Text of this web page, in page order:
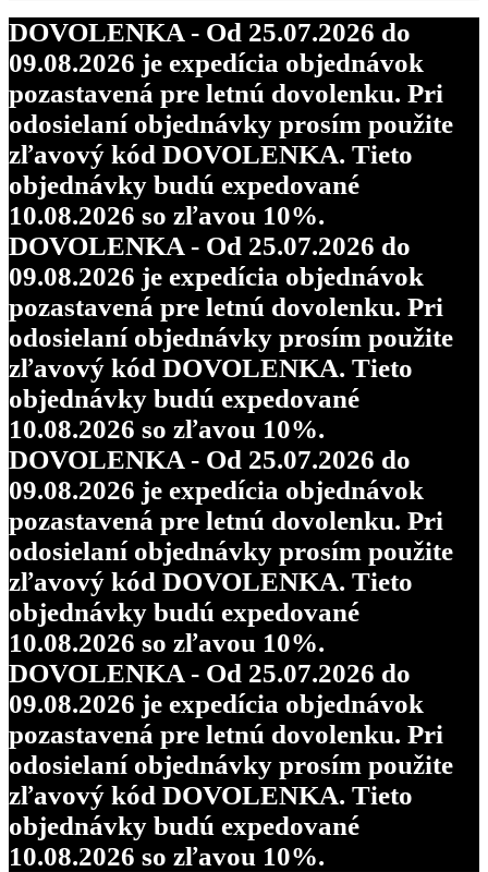
DOVOLENKA - Od 25.07.2026 do
09.08.2026 je expedícia objednávok
pozastavená pre letnú dovolenku. Pri
odosielaní objednávky prosím použite
zľavový kód DOVOLENKA. Tieto
objednávky budú expedované
10.08.2026 so zľavou 10%.
DOVOLENKA - Od 25.07.2026 do
09.08.2026 je expedícia objednávok
pozastavená pre letnú dovolenku. Pri
odosielaní objednávky prosím použite
zľavový kód DOVOLENKA. Tieto
objednávky budú expedované
10.08.2026 so zľavou 10%.
DOVOLENKA - Od 25.07.2026 do
09.08.2026 je expedícia objednávok
pozastavená pre letnú dovolenku. Pri
odosielaní objednávky prosím použite
zľavový kód DOVOLENKA. Tieto
objednávky budú expedované
10.08.2026 so zľavou 10%.
DOVOLENKA - Od 25.07.2026 do
09.08.2026 je expedícia objednávok
pozastavená pre letnú dovolenku. Pri
odosielaní objednávky prosím použite
zľavový kód DOVOLENKA. Tieto
objednávky budú expedované
10.08.2026 so zľavou 10%.